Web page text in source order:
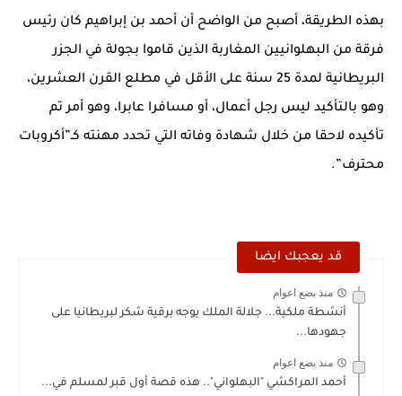
بهذه الطريقة، أصبح من الواضح أن أحمد بن إبراهيم كان رئيس
فرقة من البهلوانيين المغاربة الذين قاموا بجولة في الجزر
البريطانية لمدة 25 سنة على الأقل في مطلع القرن العشرين،
وهو بالتأكيد ليس رجل أعمال، أو مسافرا عابرا، وهو أمر تم
تأكيده لاحقا من خلال شهادة وفاته التي تحدد مهنته كـ”أكروبات
محترف”.
قد يعجبك ايضا
منذ بضع اعوام
أنشطة ملكية... جلالة الملك يوجه برقية شكر لبريطانيا على
جهودها...
منذ بضع اعوام
أحمد المراكشي "البهلواني".. هذه قصة أول قبر لمسلم في...